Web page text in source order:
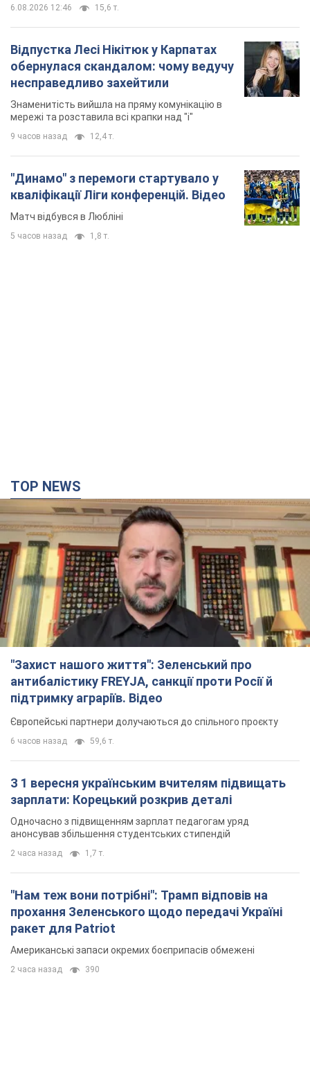
6.08.2026 12:46 15,6 т.
Відпустка Лесі Нікітюк у Карпатах
обернулася скандалом: чому ведучу
несправедливо захейтили
Знаменитість вийшла на пряму комунікацію в
мережі та розставила всі крапки над "і"
9 часов назад 12,4 т.
"Динамо" з перемоги стартувало у
кваліфікації Ліги конференцій. Відео
Матч відбувся в Любліні
5 часов назад 1,8 т.
TOP NEWS
"Захист нашого життя": Зеленський про
антибалістику FREYJA, санкції проти Росії й
підтримку аграріїв. Відео
Європейські партнери долучаються до спільного проєкту
6 часов назад 59,6 т.
З 1 вересня українським вчителям підвищать
зарплати: Корецький розкрив деталі
Одночасно з підвищенням зарплат педагогам уряд
анонсував збільшення студентських стипендій
2 часа назад 1,7 т.
"Нам теж вони потрібні": Трамп відповів на
прохання Зеленського щодо передачі Україні
ракет для Patriot
Американські запаси окремих боєприпасів обмежені
2 часа назад 390